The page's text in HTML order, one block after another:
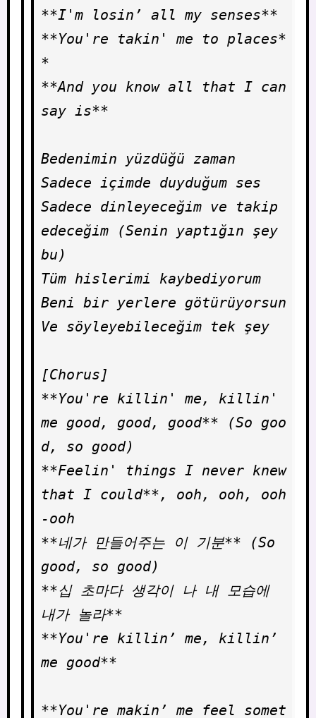
**I'm losin’ all my senses**
**You're takin' me to places*
*
**And you know all that I can
say is**
Bedenimin yüzdüğü zaman
Sadece içimde duyduğum ses
Sadece dinleyeceğim ve takip
edeceğim (Senin yaptığın şey
bu)
Tüm hislerimi kaybediyorum
Beni bir yerlere götürüyorsun
Ve söyleyebileceğim tek şey
[Chorus]
**You're killin' me, killin'
me good, good, good** (So goo
d, so good)
**Feelin' things I never knew
that I could**, ooh, ooh, ooh
-ooh
**네가 만들어주는 이 기분** (So
good, so good)
**십 초마다 생각이 나 내 모습에
내가 놀라**
**You're killin’ me, killin’
me good**
**You're makin’ me feel somet